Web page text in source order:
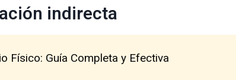
indirecta
Físico: Guía Completa y Efectiva